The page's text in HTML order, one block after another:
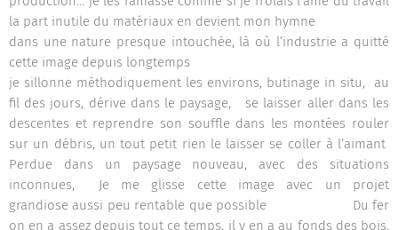
la part inutile du matériaux en devient mon hymne
dans une nature presque intouchée, là où l’industrie a quitté
cette image depuis longtemps
je sillonne méthodiquement les environs, butinage in situ, au
fil des jours, dérive dans le paysage,
se laisser aller dans les
descentes et reprendre son souffle dans les montées rouler
sur un débris, un tout petit rien le laisser se coller à l’aimant
Perdue dans un paysage nouveau, avec des situations
inconnues, Je me glisse cette image avec un projet
grandiose aussi peu rentable que possible Du fer
on en a assez depuis tout ce temps, il y en a au fonds des bois,